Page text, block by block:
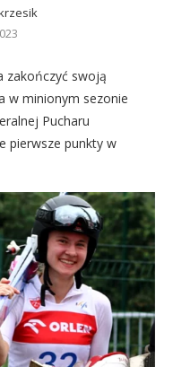
zakończyć swoją
w minionym sezonie
Pucharu
pierwsze punkty w